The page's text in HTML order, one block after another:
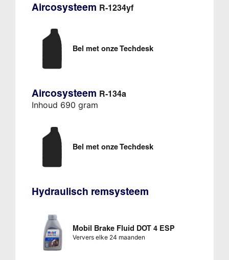
Aircosysteem R-1234yf
Bel met onze Techdesk
Aircosysteem R-134a
Inhoud 690 gram
Bel met onze Techdesk
Hydraulisch remsysteem
Mobil Brake Fluid DOT 4 ESP
Ververs elke 24 maanden